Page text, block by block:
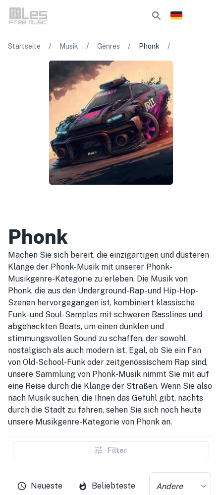
Startseite / Musik / Genres / Phonk /
Phonk
Machen Sie sich bereit, die einzigartigen und düsteren
Klänge der Phonk-Musik mit unserer Phonk-
Musikgenre-Kategorie zu erleben. Die Musik von
Phonk, die aus den Underground-Rap- und Hip-Hop-
Szenen hervorgegangen ist, kombiniert klassische
Funk- und Soul-Samples mit schweren Basslines und
abgehackten Beats, um einen dunklen und
stimmungsvollen Sound zu schaffen, der sowohl
nostalgisch als auch modern ist. Egal, ob Sie ein Fan
von Old-School-Funk oder zeitgenössischem Rap sind,
unsere Sammlung von Phonk-Musik nimmt Sie mit auf
eine Reise durch die Klänge der Straßen. Wenn Sie also
nach Musik suchen, die Ihnen das Gefühl gibt, nachts
durch die Stadt zu fahren, sehen Sie sich noch heute
unsere Musikgenre-Kategorie von Phonk an.
Filter
Neueste Beliebteste Andere